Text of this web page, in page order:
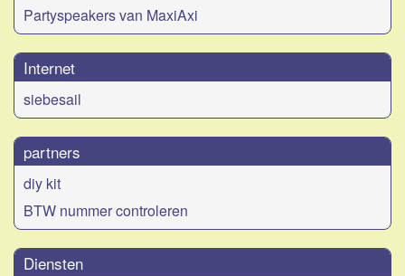
Partyspeakers van MaxiAxi
Internet
siebesail
partners
diy kit
BTW nummer controleren
Diensten